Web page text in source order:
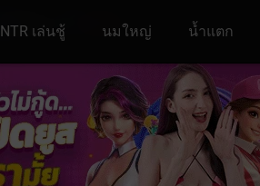
NTR เล่นชู้ นมใหญ่ น้ำแตก